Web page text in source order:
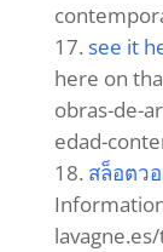
see it
here on
obras-de-
edad-
สล็อตว